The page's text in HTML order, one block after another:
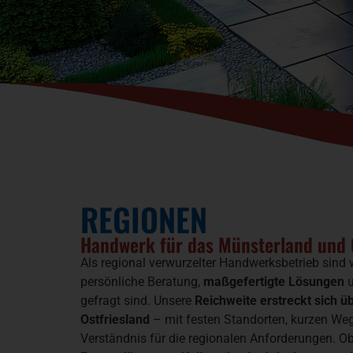
REGIONEN
Handwerk für das Münsterland
Als regional verwurzelter Handwerksbetrieb sind
persönliche Beratung, maßgefertigte Lösungen
gefragt sind. Unsere Reichweite erstreckt sich
Ostfriesland – mit festen Standorten, kurzen
Verständnis für die regionalen Anforderungen. Ob